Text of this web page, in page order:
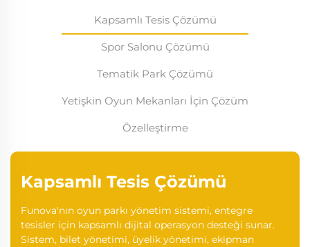
Kapsamlı Tesis Çözümü
Spor Salonu Çözümü
Tematik Park Çözümü
Yetişkin Oyun Mekanları İçin Çözüm
Özelleştirme
Kapsamlı Tesis Çözümü
Funova'nın oyun parkı yönetim sistemi, entegre
tesisler için kapsamlı dijital operasyon desteği sunar.
Sistem, bilet yönetimi, üyelik yönetimi, ekipman